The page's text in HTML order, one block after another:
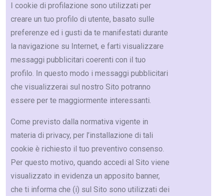
I cookie di profilazione sono utilizzati per
creare un tuo profilo di utente, basato sulle
preferenze ed i gusti da te manifestati durante
la navigazione su Internet, e farti visualizzare
messaggi pubblicitari coerenti con il tuo
profilo. In questo modo i messaggi pubblicitari
che visualizzerai sul nostro Sito potranno
essere per te maggiormente interessanti.
Come previsto dalla normativa vigente in
materia di privacy, per l’installazione di tali
cookie è richiesto il tuo preventivo consenso.
Per questo motivo, quando accedi al Sito viene
visualizzato in evidenza un apposito banner,
che ti informa che (i) sul Sito sono utilizzati dei